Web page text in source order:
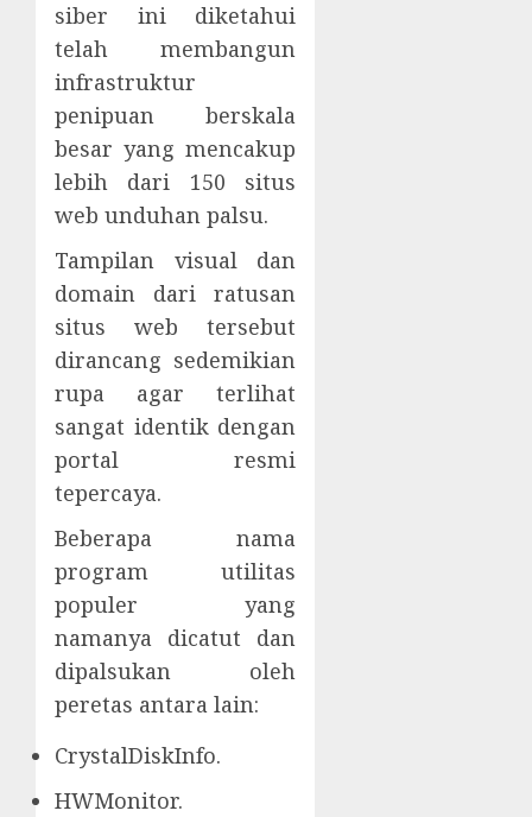
siber ini diketahui
telah membangun
infrastruktur
penipuan berskala
besar yang mencakup
lebih dari 150 situs
web unduhan palsu.
Tampilan visual dan
domain dari ratusan
situs web tersebut
dirancang sedemikian
rupa agar terlihat
sangat identik dengan
portal resmi
tepercaya.
Beberapa nama
program utilitas
populer yang
namanya dicatut dan
dipalsukan oleh
peretas antara lain:
CrystalDiskInfo.
HWMonitor.